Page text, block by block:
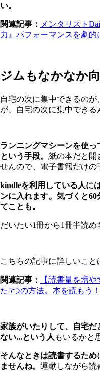
い。
関連記事： メンタリスト
力』パフォーマンスを劇的
ジムもなかなか
自宅の次に集中できるの
が、自宅の次に集中できる
ランニングマシーンを使
という手段。 紙の本だと開
せんので、電子書籍だけの
kindleを利用している人に
ンに入れます。気づくと
てことも。
だいたい1冊から1冊半読め
こちらの記事に詳しいこと
関連記事：
【読書量を増
た5つの方法。本を読もう！
家族がいたりして、自宅
ない...という人 もいるかと
そんなときは読書するた
ませんね。 運動しながら読